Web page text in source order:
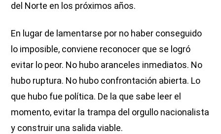
del Norte en los próximos años.
En lugar de lamentarse por no haber conseguido
lo imposible, conviene reconocer que se logró
evitar lo peor. No hubo aranceles inmediatos. No
hubo ruptura. No hubo confrontación abierta. Lo
que hubo fue política. De la que sabe leer el
momento, evitar la trampa del orgullo nacionalista
y construir una salida viable.